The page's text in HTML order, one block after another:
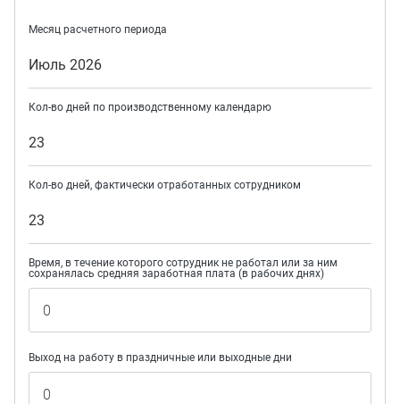
Месяц расчетного периода
Июль 2026
Кол-во дней по производственному календарю
23
Кол-во дней, фактически отработанных сотрудником
23
Время, в течение которого сотрудник не работал или за ним
сохранялась средняя заработная плата (в рабочих днях)
Выход на работу в праздничные или выходные дни